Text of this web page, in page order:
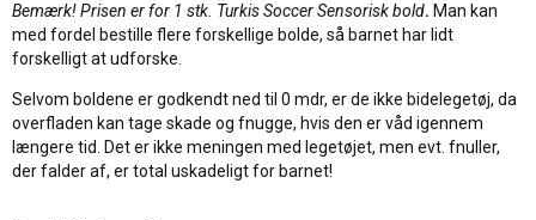
Bemærk! Prisen er for 1 stk. Turkis Soccer Sensorisk bold. Man kan
med fordel bestille flere forskellige bolde, så barnet har lidt
forskelligt at udforske.
Selvom boldene er godkendt ned til 0 mdr, er de ikke bidelegetøj, da
overfladen kan tage skade og fnugge, hvis den er våd igennem
længere tid. Det er ikke meningen med legetøjet, men evt. fnuller,
der falder af, er total uskadeligt for barnet!